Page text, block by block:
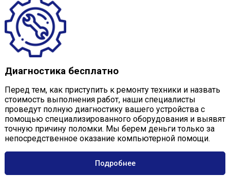
Диагностика бесплатно
Перед тем, как приступить к ремонту техники и назвать
стоимость выполнения работ, наши специалисты
проведут полную диагностику вашего устройства с
помощью специализированного оборудования и выявят
точную причину поломки. Мы берем деньги только за
непосредственное оказание компьютерной помощи.
Подробнее